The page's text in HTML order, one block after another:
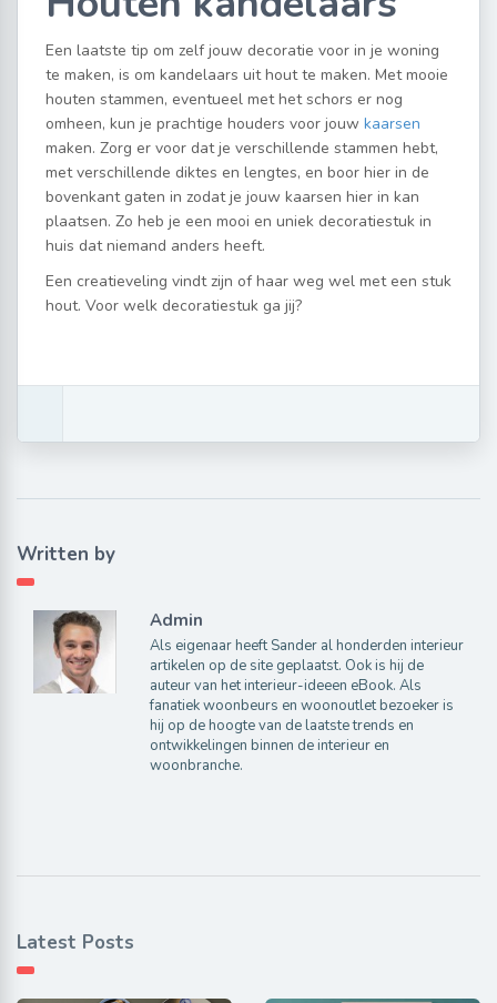
Een laatste tip om zelf jouw decoratie voor in je woning
te maken, is om kandelaars uit hout te maken. Met mooie
houten stammen, eventueel met het schors er nog
omheen, kun je prachtige houders voor jouw kaarsen
maken. Zorg er voor dat je verschillende stammen hebt,
met verschillende diktes en lengtes, en boor hier in de
bovenkant gaten in zodat je jouw kaarsen hier in kan
plaatsen. Zo heb je een mooi en uniek decoratiestuk in
huis dat niemand anders heeft.
Een creatieveling vindt zijn of haar weg wel met een stuk
hout. Voor welk decoratiestuk ga jij?
Written by
Admin
Als eigenaar heeft Sander al honderden interieur
artikelen op de site geplaatst. Ook is hij de
auteur van het interieur-ideeen eBook. Als
fanatiek woonbeurs en woonoutlet bezoeker is
hij op de hoogte van de laatste trends en
ontwikkelingen binnen de interieur en
woonbranche.
Latest Posts